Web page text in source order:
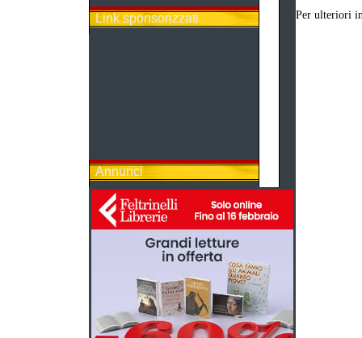
Link sponsorizzati
Annunci
Per ulteriori